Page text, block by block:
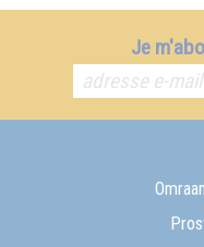
Je